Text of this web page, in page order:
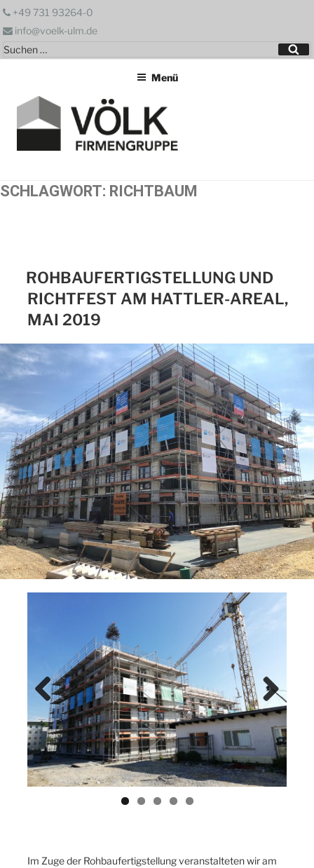
Zum
springen
+49 731 93264-0
info@voelk-ulm.de
Suchen
nach:
Menü
SCHLAGWORT: RICHTBAUM
ROHBAUFERTIGSTELLUNG UND
RICHTFEST AM HATTLER-AREAL,
MAI 2019
Previ
ous
Next
Im Zuge der Rohbaufertigstellung veranstalteten wir am